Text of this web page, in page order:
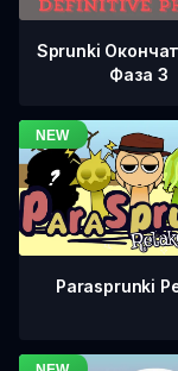
Sprunki
Фаза 3
Parasprunki